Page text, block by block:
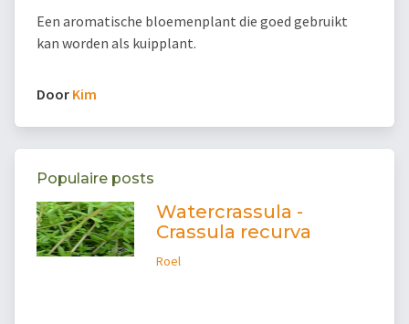
Een aromatische bloemenplant die goed gebruikt
kan worden als kuipplant.
Door Kim
Populaire posts
Watercrassula -
Crassula recurva
Roel